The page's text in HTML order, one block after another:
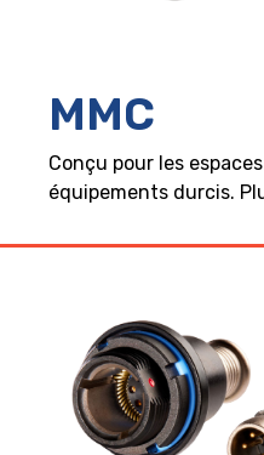
MMC
Conçu pour les
équipements durcis.